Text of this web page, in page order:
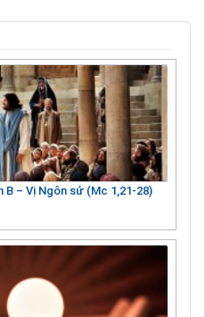
B – Vị Ngôn sứ (Mc 1,21-28)